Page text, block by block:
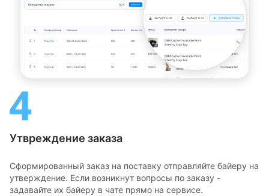
Утвреждение заказа
Сформированный заказ на поставку отправляйте байеру на
утверждение. Если возникнут вопросы по заказу -
задавайте их байеру в чате прямо на сервисе.